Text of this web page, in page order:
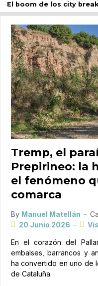
El boom de los city
Tremp, el
Prepirineo: la
el fenómeno
comarca
By Manuel Matellán
20 Junio 2026
En el corazón del
embalses, barrancos y
ha convertido en uno de
de Cataluña.